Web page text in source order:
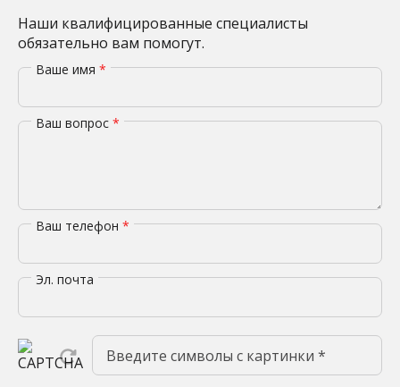
Наши квалифицированные специалисты
обязательно вам помогут.
Ваше имя *
Ваш вопрос *
Ваш телефон *
Эл. почта